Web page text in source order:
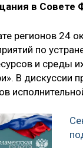
в Совете
регионов 24
по
и среды
В дискуссии